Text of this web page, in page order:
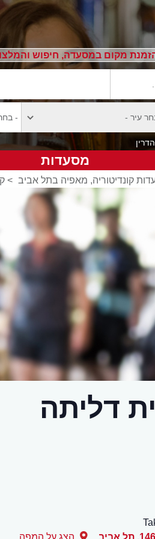
מקום במסעדה, חיפוש
מסעדות
קונדיטוריה, מאפיה בתל אביב >
דליתה